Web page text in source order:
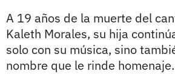
A 19 años de la muerte del
Kaleth Morales, su hija
solo con su música, sino
nombre que le rinde homenaje.